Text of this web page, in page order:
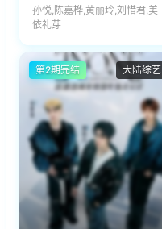
孙悦,陈嘉桦,黄丽玲,刘惜君,美
依礼芽
大陆综艺
第2期完结